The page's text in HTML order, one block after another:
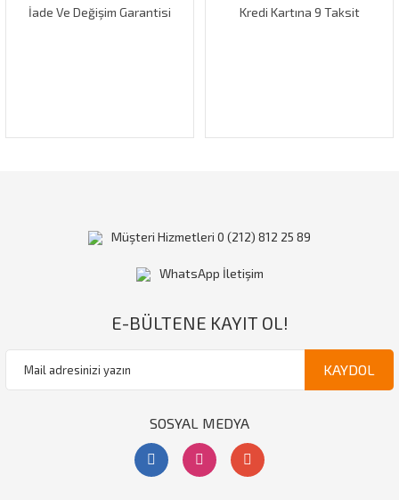
İade Ve Değişim Garantisi Kredi Kartına 9 Taksit
Müşteri Hizmetleri 0 (212) 812 25 89
WhatsApp İletişim
E-BÜLTENE KAYIT OL!
KAYDOL
SOSYAL MEDYA